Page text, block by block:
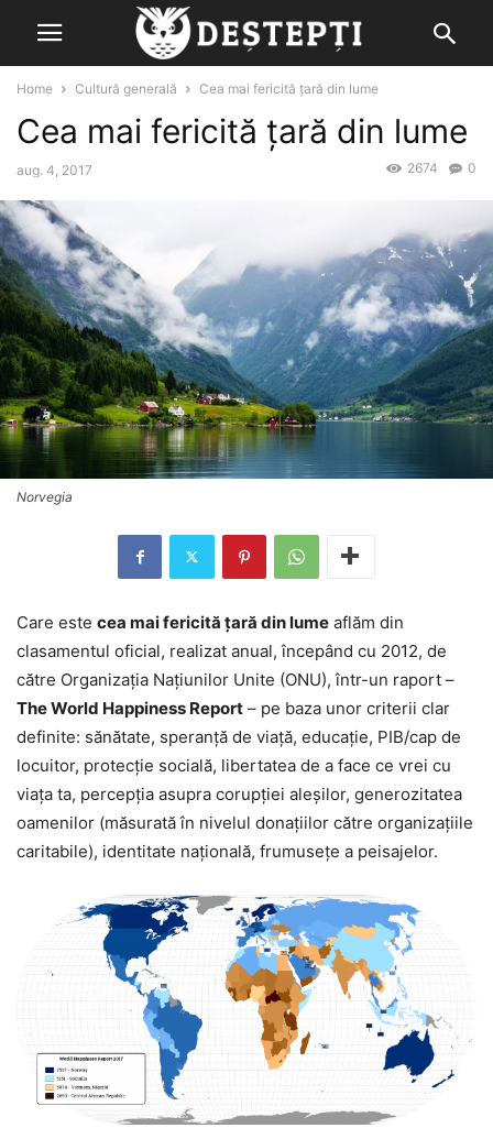
Home Cultură generală Cea mai fericită ţară din lume
Cea mai fericită ţară din lume
aug. 4, 2017 0
2674
Norvegia
Care este cea mai fericită ţară din lume aflăm din
clasamentul oficial, realizat anual, începând cu 2012, de
către Organizaţia Naţiunilor Unite (ONU), într-un raport –
The World Happiness Report – pe baza unor criterii clar
definite: sănătate, speranţă de viaţă, educaţie, PIB/cap de
locuitor, protecţie socială, libertatea de a face ce vrei cu
viaţa ta, percepţia asupra corupţiei aleşilor, generozitatea
oamenilor (măsurată în nivelul donaţiilor către organizaţiile
caritabile), identitate naţională, frumuseţe a peisajelor.